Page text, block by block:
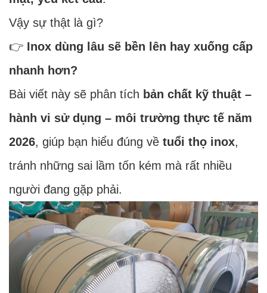
Vậy sự thật là gì?
👉 Inox dùng lâu sẽ bền lên hay xuống cấp
nhanh hơn?
Bài viết này sẽ phân tích bản chất kỹ thuật –
hành vi sử dụng – môi trường thực tế năm
2026, giúp bạn hiểu đúng về tuổi thọ inox,
tránh những sai lầm tốn kém mà rất nhiều
người đang gặp phải.